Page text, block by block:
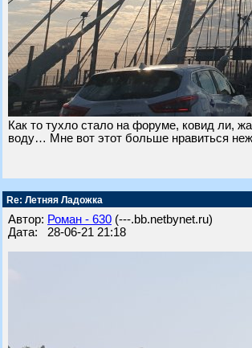
Как то тухло стало на форуме, ковид ли,
воду… Мне вот этот больше нравиться
Re: Летняя Ладожка
Автор: Роман - 630 (---.bb.netbynet.ru)
Дата: 28-06-21 21:18